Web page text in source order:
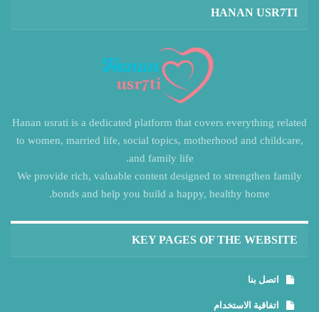
HANAN USR7TI
Hanan usrati is a dedicated platform that covers everything related
to women, married life, social topics, motherhood and childcare,
and family life.
We provide rich, valuable content designed to strengthen family
bonds and help you build a happy, healthy home.
KEY PAGES OF THE WEBSITE
اتصل بنا
اتفاقية الاستخدام